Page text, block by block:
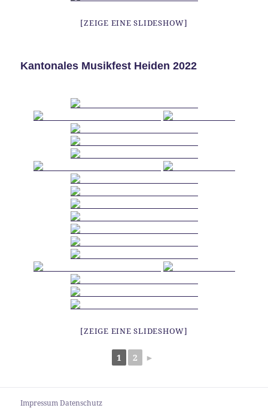
[ZEIGE EINE SLIDESHOW]
Kantonales Musikfest Heiden 2022
[ZEIGE EINE SLIDESHOW]
1 2 ►
Impressum Datenschutz